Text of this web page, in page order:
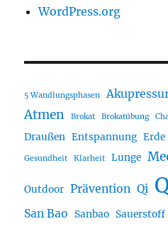
WordPress.org
5 Wandlungsphasen
Atmen Brokat Brokatübung
Draußen Entspannung Erde
Gesundheit Klarheit Lunge
Outdoor Prävention Qi
San Bao Sanbao Sauerstoff